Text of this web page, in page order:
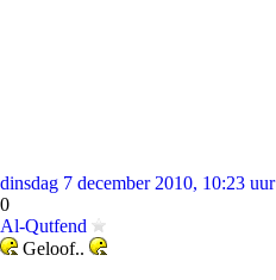
dinsdag 7 december 2010, 10:23 uur
0
Al-Qutfend
Geloof..